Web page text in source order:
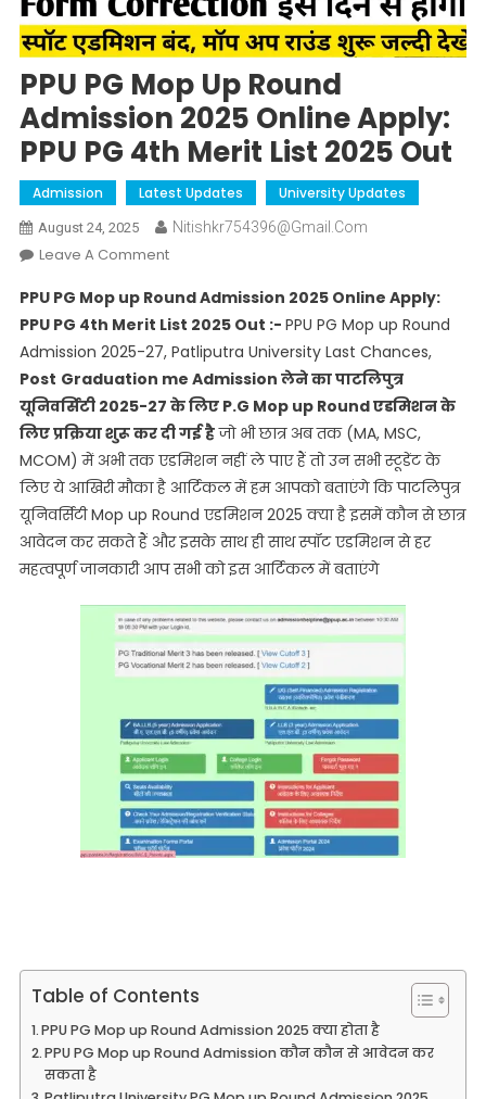
PPU PG Mop Up Round
Admission 2025 Online Apply:
PPU PG 4th Merit List 2025 Out
Admission Latest Updates University Updates
August 24, 2025 Nitishkr754396@gmail.com
Leave A CommentOn
PG
Mop
Up
Round
Admission
2025
Online
Apply:
4th
Merit
List
2025
Out
PPU PG Mop up Round Admission 2025 Online Apply:
PPU PG 4th Merit List 2025 Out :- PPU PG Mop up Round
Admission 2025-27, Patliputra University Last Chances,
Post Graduation me Admission लेने का पाटलिपुत्र
यूनिवर्सिटी 2025-27 के लिए P.G Mop up Round एडमिशन के
लिए प्रक्रिया शुरू कर दी गई हैजो भी छात्र अब तक (MA, MSC,
MCOM) में अभी तक एडमिशन नहीं ले पाए हैं तो उन सभी स्टूडेंट के
लिए ये आखिरी मौका है आर्टिकल में हम आपको बताएंगे कि पाटलिपुत्र
यूनिवर्सिटी Mop up Round एडमिशन 2025 क्या है इसमें कौन से छात्र
आवेदन कर सकते हैं और इसके साथ ही साथ स्पॉट एडमिशन से हर
महत्वपूर्ण जानकारी आप सभी को इस आर्टिकल में बताएंगे
Table of Contents
PPU PG Mop up Round Admission 2025 क्या होता है
PPU PG Mop up Round Admission कौन कौन से आवेदन कर
सकता है